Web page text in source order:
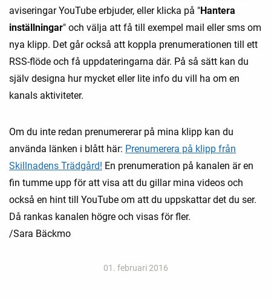
aviseringar YouTube erbjuder, eller klicka på "Hantera
inställningar" och välja att få till exempel mail eller sms om
nya klipp. Det går också att koppla prenumerationen till ett
RSS-flöde och få uppdateringarna där. På så sätt kan du
själv designa hur mycket eller lite info du vill ha om en
kanals aktiviteter.
Om du inte redan prenumererar på mina klipp kan du
använda länken i blått här: Prenumerera på klipp från
Skillnadens Trädgård! En prenumeration på kanalen är en
fin tumme upp för att visa att du gillar mina videos och
också en hint till YouTube om att du uppskattar det du ser.
Då rankas kanalen högre och visas för fler.
/Sara Bäckmo
01. februari 2016